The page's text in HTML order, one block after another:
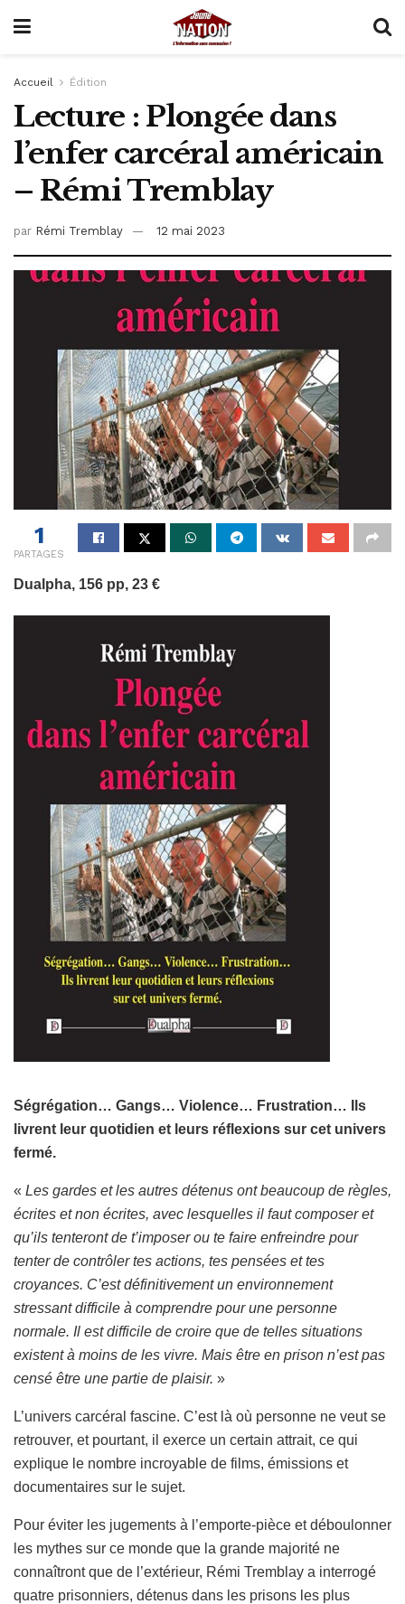
Accueil Édition
Lecture : Plongée dans
l’enfer carcéral américain
– Rémi Tremblay
par Rémi Tremblay 12 mai 2023
1
PARTAGES
Dualpha, 156 pp, 23 €
Ségrégation… Gangs… Violence… Frustration… Ils
livrent leur quotidien et leurs réflexions sur cet univers
fermé.
« Les gardes et les autres détenus ont beaucoup de règles,
écrites et non écrites, avec lesquelles il faut composer et
qu’ils tenteront de t’imposer ou te faire enfreindre pour
tenter de contrôler tes actions, tes pensées et tes
croyances. C’est définitivement un environnement
stressant difficile à comprendre pour une personne
normale. Il est difficile de croire que de telles situations
existent à moins de les vivre. Mais être en prison n’est pas
censé être une partie de plaisir. »
L’univers carcéral fascine. C’est là où personne ne veut se
retrouver, et pourtant, il exerce un certain attrait, ce qui
explique le nombre incroyable de films, émissions et
documentaires sur le sujet.
Pour éviter les jugements à l’emporte-pièce et déboulonner
les mythes sur ce monde que la grande majorité ne
connaîtront que de l’extérieur, Rémi Tremblay a interrogé
quatre prisonniers, détenus dans les prisons les plus